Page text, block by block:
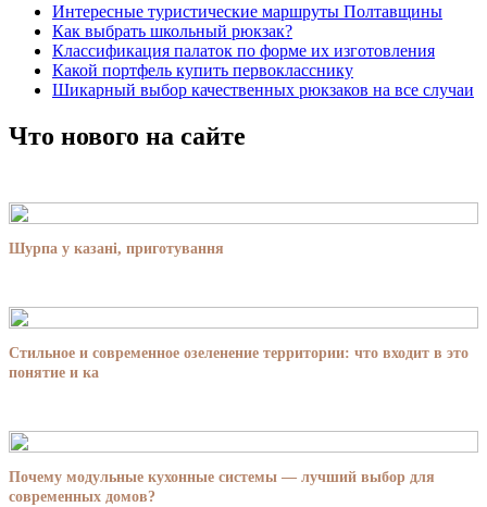
Интересные туристические маршруты Полтавщины
Как выбрать школьный рюкзак?
Классификация палаток по форме их изготовления
Какой портфель купить первокласснику
Шикарный выбор качественных рюкзаков на все случаи
Что нового на сайте
Шурпа у казані, приготування
Стильное и современное озеленение территории: что входит в это
понятие и ка
Почему модульные кухонные системы — лучший выбор для
современных домов?